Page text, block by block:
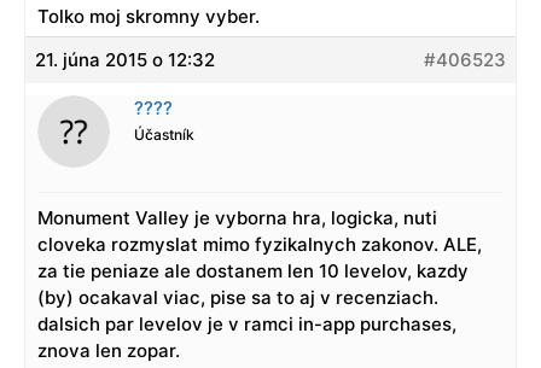
Tolko moj skromny vyber.
21. júna 2015 o 12:32
#406523
????
Účastník
Monument Valley je vyborna hra, logicka, nuti
cloveka rozmyslat mimo fyzikalnych zakonov. ALE,
za tie peniaze ale dostanem len 10 levelov, kazdy
(by) ocakaval viac, pise sa to aj v recenziach.
dalsich par levelov je v ramci in-app purchases,
znova len zopar.